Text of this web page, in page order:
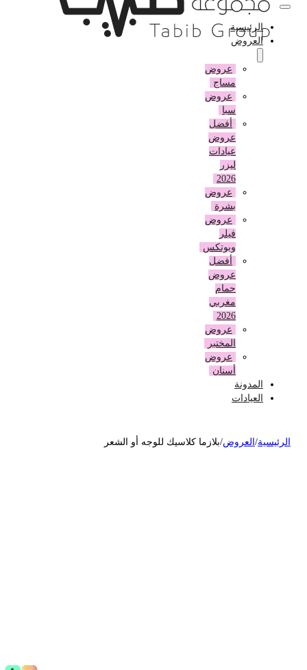
الرئيسية
العروض
عروض
مساج
عروض
أفضل
عروض
عيادات
عروض
بشرة
عروض
وبوتكس
أفضل
عروض
حمام
مغربي
عروض
المختبر
عروض
أسنان
المدونة
العيادات
/العروض بلازما كلاسيك للوجه أو الشعر